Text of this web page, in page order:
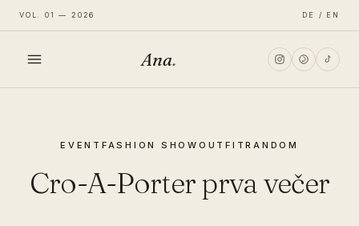
VOL. 01 — 2026 DE / EN
Ana.
EVENT FASHION SHOW OUTFITRANDOM
Cro-A-Porter prva večer